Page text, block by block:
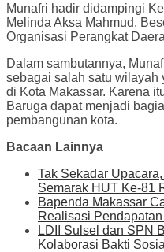
Munafri hadir didampingi
Melinda Aksa Mahmud.
Organisasi Perangkat
Dalam sambutannya,
sebagai salah satu wilayah
di Kota Makassar. Karena
Baruga dapat menjadi
pembangunan kota.
Bacaan Lainnya
Tak Sekadar
Semarak HUT Ke-81
Bapenda Makassar
Realisasi
LDII Sulsel dan SPN
Kolaborasi Bakti